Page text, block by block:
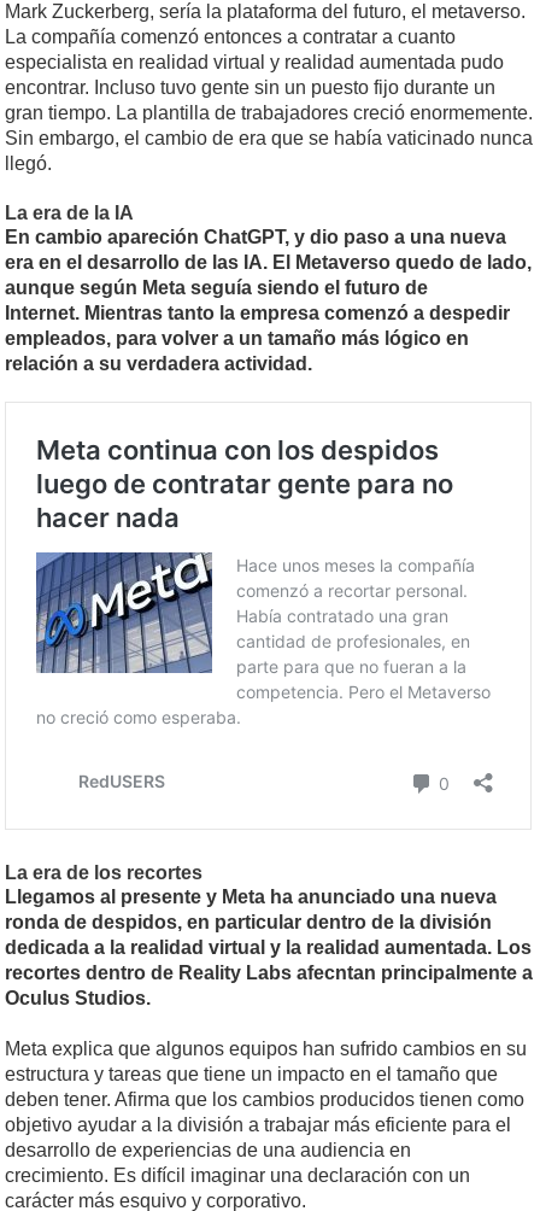
Mark Zuckerberg, sería la plataforma del futuro, el metaverso.
La compañía comenzó entonces a contratar a cuanto
especialista en realidad virtual y realidad aumentada pudo
encontrar. Incluso tuvo gente sin un puesto fijo durante un
gran tiempo. La plantilla de trabajadores creció enormemente.
Sin embargo, el cambio de era que se había vaticinado nunca
llegó.
La era de la IA
En cambio apareción ChatGPT, y dio paso a una nueva
era en el desarrollo de las IA. El Metaverso quedo de lado,
aunque según Meta seguía siendo el futuro de
Internet. Mientras tanto la empresa comenzó a despedir
empleados, para volver a un tamaño más lógico en
relación a su verdadera actividad.
La era de los recortes
Llegamos al presente y Meta ha anunciado una nueva
ronda de despidos, en particular dentro de la división
dedicada a la realidad virtual y la realidad aumentada. Los
recortes dentro de Reality Labs afecntan principalmente a
Oculus Studios.
Meta explica que algunos equipos han sufrido cambios en su
estructura y tareas que tiene un impacto en el tamaño que
deben tener. Afirma que los cambios producidos tienen como
objetivo ayudar a la división a trabajar más eficiente para el
desarrollo de experiencias de una audiencia en
crecimiento. Es difícil imaginar una declaración con un
carácter más esquivo y corporativo.